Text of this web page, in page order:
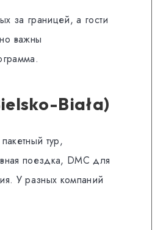
за границей, а гости
важны
Biała)
тур,
поездка, DMC для
У разных компаний